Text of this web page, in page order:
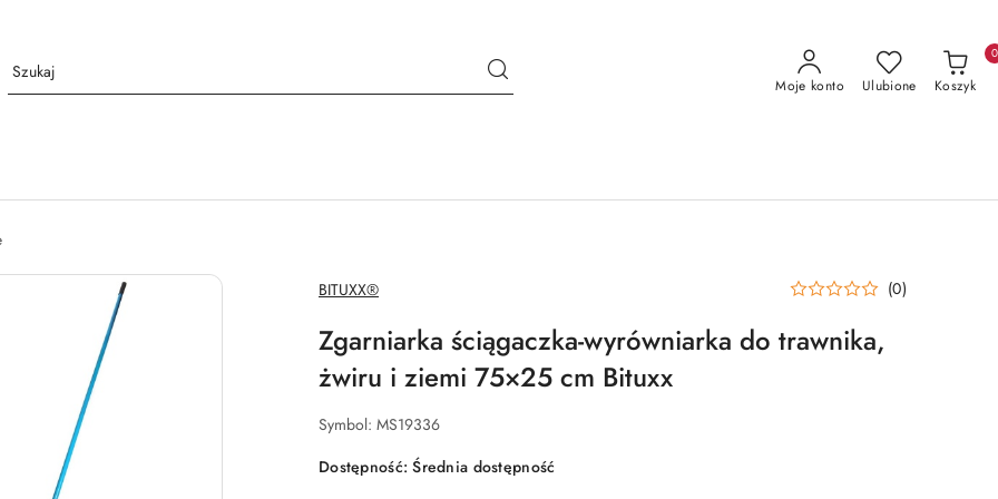
Moje konto Ulubione Koszyk
0
NAZWA
PRODUCENTA:
BITUXX® (0)
Zgarniarka ściągaczka-wyrówniarka do trawnika,
żwiru i ziemi 75×25 cm Bituxx
Symbol: MS19336
Dostępność:Średnia dostępność